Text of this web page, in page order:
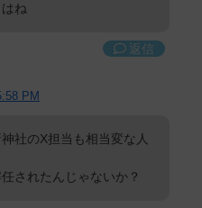
ね
返信
PM
社のX担当も相当変な人
されたんじゃないか？